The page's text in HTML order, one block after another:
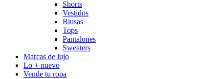
Shorts
Vestidos
Blusas
Tops
Pantalones
Sweaters
Marcas de lujo
Lo + nuevo
Vende tu ropa